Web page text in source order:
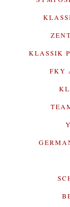
KLASSIK
FKY